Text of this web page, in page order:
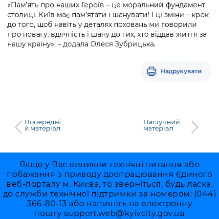
«Пам’ять про наших Героїв – це моральний фундамент
столиці. Київ має пам’ятати і шанувати! І ці зміни – крок
до того, щоб навіть у деталях поховань ми говорили
про повагу, вдячність і шану до тих, хто віддав життя за
нашу країну», – додала Олеся Зубрицька.
Надрукувати
Попередні
й матеріал
Наступний
матеріал
Якщо у Вас виникли технічні питання або
побажання з приводу доопрацювання Єдиного
веб-порталу м. Києва, то зверніться, будь ласка,
до служби технічної підтримки за номером: (044)
366-80-13 або напишіть на електронну
пошту support.web@kyivcity.gov.ua